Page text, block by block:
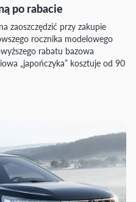
po rabacie
zaoszczędzić przy zakupie
rocznika modelowego
rabatu bazowa
„japończyka” kosztuje od 90